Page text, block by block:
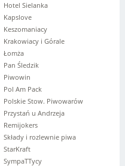
Hotel Sielanka
Kapslove
Keszomaniacy
Krakowiacy i Górale
Łomża
Pan Śledzik
Piwowin
Pol Am Pack
Polskie Stow. Piwowarów
Przystań u Andrzeja
Remijokers
Składy i rozlewnie piwa
StarKraft
SympaTTycy